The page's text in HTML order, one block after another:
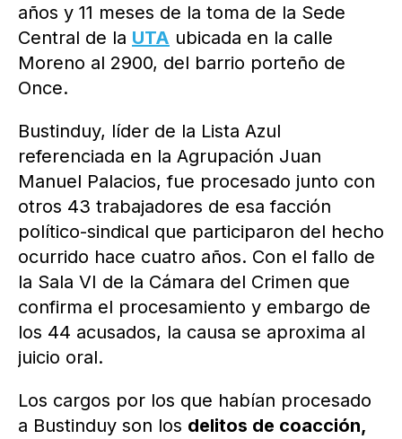
años y 11 meses de la toma de la Sede
Central de la UTA ubicada en la calle
Moreno al 2900, del barrio porteño de
Once.
Bustinduy, líder de la Lista Azul
referenciada en la Agrupación Juan
Manuel Palacios, fue procesado junto con
otros 43 trabajadores de esa facción
político-sindical que participaron del hecho
ocurrido hace cuatro años. Con el fallo de
la Sala VI de la Cámara del Crimen que
confirma el procesamiento y embargo de
los 44 acusados, la causa se aproxima al
juicio oral.
Los cargos por los que habían procesado
a Bustinduy son los delitos de coacción,